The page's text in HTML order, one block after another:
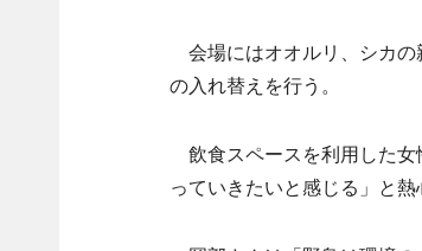
会場にはオオルリ、シカの
の入れ替えを行う。
飲食スペースを利用した女
っていきたいと感じる」と熱